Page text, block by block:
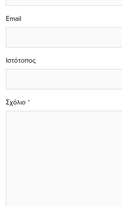
Σχόλιο *
Email
Ιστότοπος